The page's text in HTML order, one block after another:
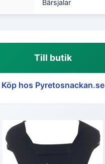
Bärsjalar
Till butik
Köp hos Pyretosnackan.se